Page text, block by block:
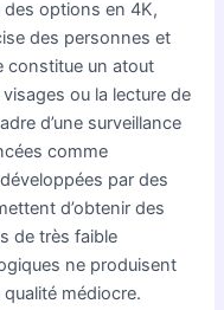
options en 4K,
des personnes et
constitue un atout
ou la lecture de
d’une surveillance
comme
par des
d’obtenir des
de très faible
ne produisent
médiocre.